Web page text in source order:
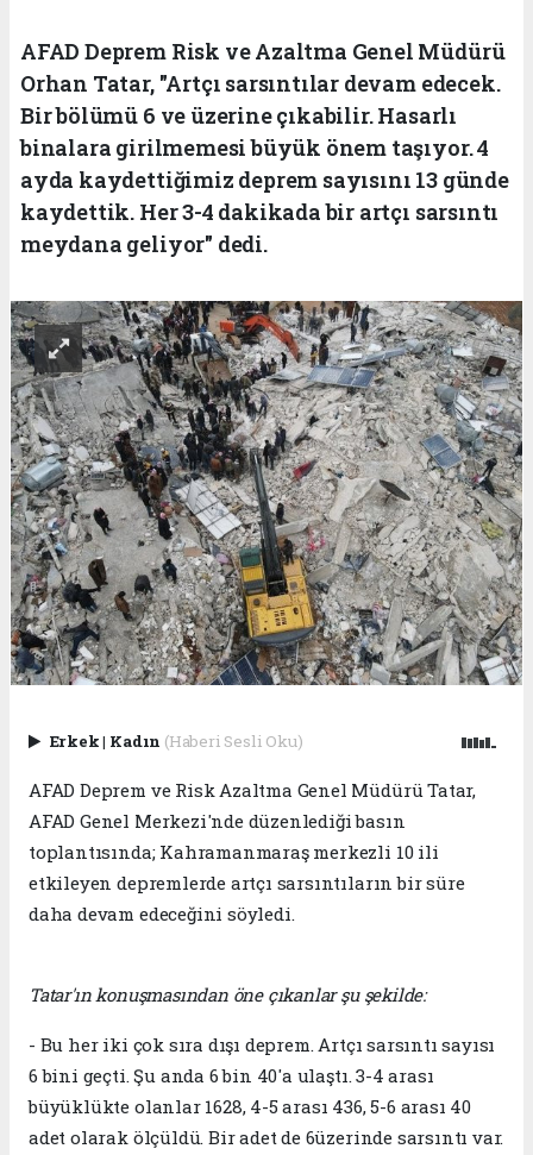
AFAD Deprem Risk ve Azaltma Genel Müdürü
Orhan Tatar, "Artçı sarsıntılar devam edecek.
Bir bölümü 6 ve üzerine çıkabilir. Hasarlı
binalara girilmemesi büyük önem taşıyor. 4
ayda kaydettiğimiz deprem sayısını 13 günde
kaydettik. Her 3-4 dakikada bir artçı sarsıntı
meydana geliyor" dedi.
Erkek| Kadın (Haberi Sesli Oku)
AFAD Deprem ve Risk Azaltma Genel Müdürü Tatar,
AFAD Genel Merkezi'nde düzenlediği basın
toplantısında; Kahramanmaraş merkezli 10 ili
etkileyen depremlerde artçı sarsıntıların bir süre
daha devam edeceğini söyledi.
Tatar'ın konuşmasından öne çıkanlar şu şekilde:
- Bu her iki çok sıra dışı deprem. Artçı sarsıntı sayısı
6 bini geçti. Şu anda 6 bin 40'a ulaştı. 3-4 arası
büyüklükte olanlar 1628, 4-5 arası 436, 5-6 arası 40
adet olarak ölçüldü. Bir adet de 6üzerinde sarsıntı var.